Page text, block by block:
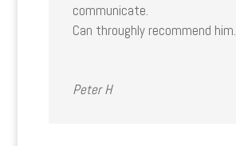
communicate.
Can throughly recommend him.
Peter H